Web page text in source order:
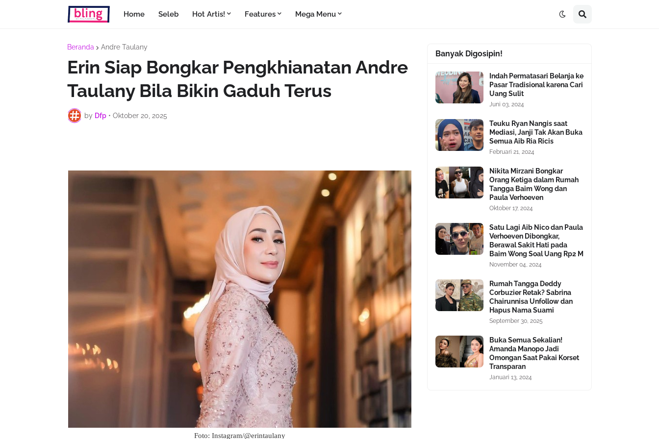
Home Seleb Hot Artis! Features Mega Menu
Beranda Andre Taulany
Erin Siap Bongkar Pengkhianatan Andre
Taulany Bila Bikin Gaduh Terus
by Dfp • Oktober 20, 2025
Foto: Instagram/@erintaulany
Banyak Digosipin!
Indah Permatasari Belanja ke
Pasar Tradisional karena Cari
Uang Sulit
Juni 03, 2024
Teuku Ryan Nangis saat
Mediasi, Janji Tak Akan Buka
Semua Aib Ria Ricis
Februari 21, 2024
Nikita Mirzani Bongkar
Orang Ketiga dalam Rumah
Tangga Baim Wong dan
Paula Verhoeven
Oktober 17, 2024
Satu Lagi Aib Nico dan Paula
Verhoeven Dibongkar,
Berawal Sakit Hati pada
Baim Wong Soal Uang Rp2 M
November 04, 2024
Rumah Tangga Deddy
Corbuzier Retak? Sabrina
Chairunnisa Unfollow dan
Hapus Nama Suami
September 30, 2025
Buka Semua Sekalian!
Amanda Manopo Jadi
Omongan Saat Pakai Korset
Transparan
Januari 13, 2024